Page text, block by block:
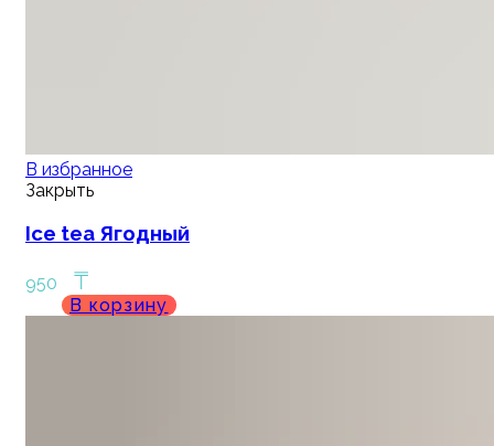
В избранное
Закрыть
Ice tea Ягодный
950 ₸
В корзину